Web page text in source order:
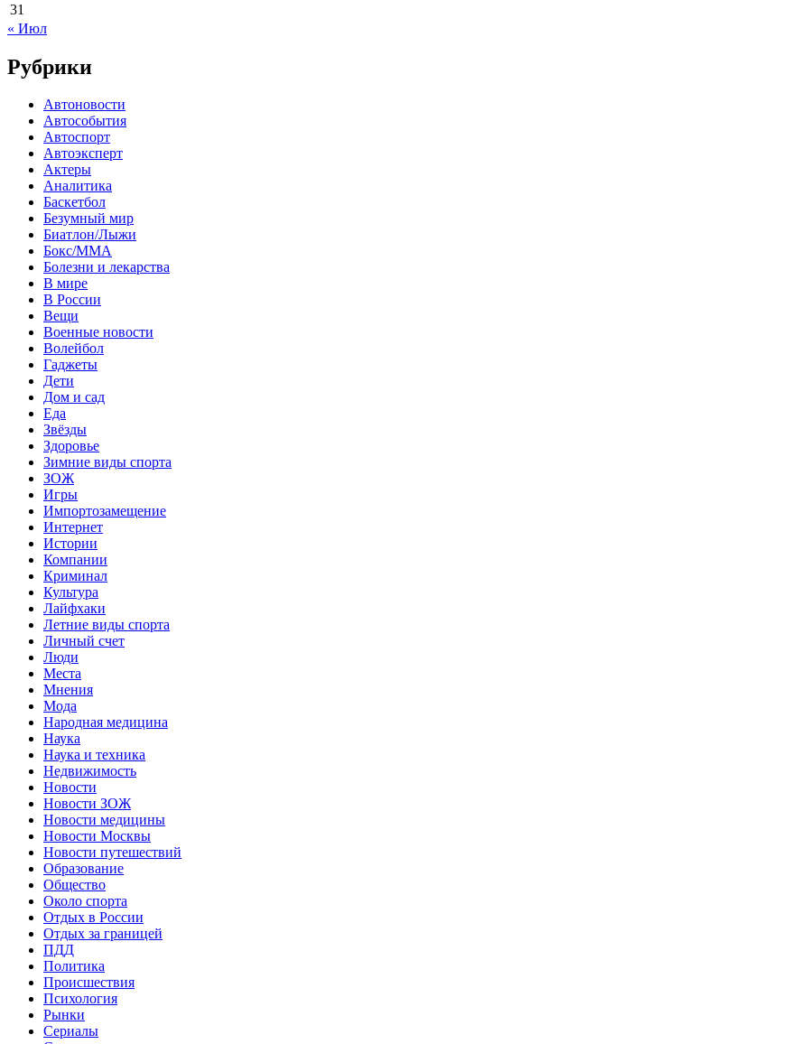
31
« Июл
Рубрики
Автоновости
Автособытия
Автоспорт
Автоэксперт
Актеры
Аналитика
Баскетбол
Безумный мир
Биатлон/Лыжи
Бокс/MMA
Болезни и лекарства
В мире
В России
Вещи
Военные новости
Волейбол
Гаджеты
Дети
Дом и сад
Еда
Звёзды
Здоровье
Зимние виды спорта
ЗОЖ
Игры
Импортозамещение
Интернет
Истории
Компании
Криминал
Культура
Лайфхаки
Летние виды спорта
Личный счет
Люди
Места
Мнения
Мода
Народная медицина
Наука
Наука и техника
Недвижимость
Новости
Новости ЗОЖ
Новости медицины
Новости Москвы
Новости путешествий
Образование
Общество
Около спорта
Отдых в России
Отдых за границей
ПДД
Политика
Происшествия
Психология
Рынки
Сериалы